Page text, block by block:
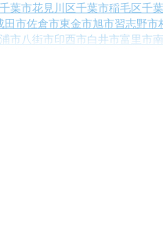
千葉市花見川区千葉市稲毛区千
田市佐倉市東金市旭市習志野市
市 八街市印西市白井市富里市